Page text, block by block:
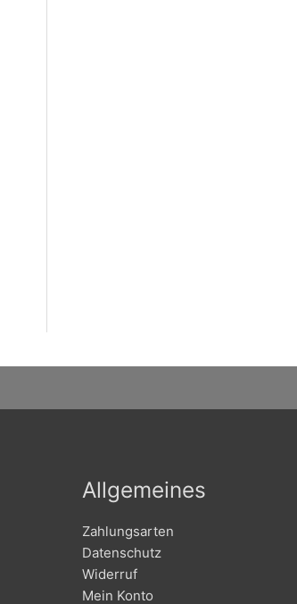
Allgemeines
Zahlungsarten
Datenschutz
Widerruf
Mein Konto